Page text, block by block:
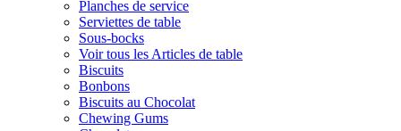
Planches de service
Serviettes de table
Sous-bocks
Voir tous les Articles de table
Biscuits
Bonbons
Biscuits au Chocolat
Chewing Gums